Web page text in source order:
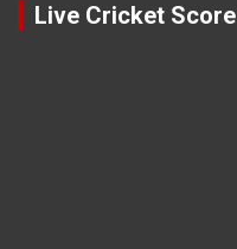
Live Cricket Score